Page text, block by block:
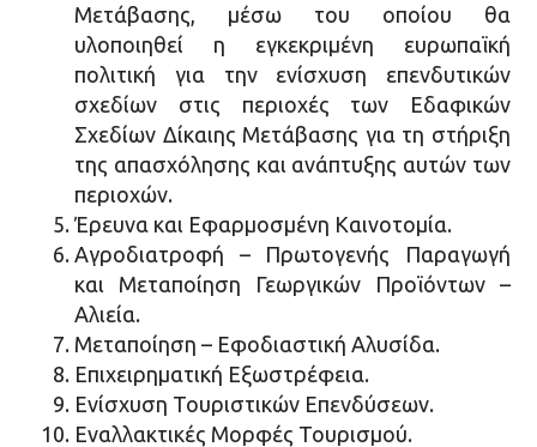
Μετάβασης, μέσω του οποίου θα
υλοποιηθεί η εγκεκριμένη ευρωπαϊκή
πολιτική για την ενίσχυση επενδυτικών
σχεδίων στις περιοχές των Εδαφικών
Σχεδίων Δίκαιης Μετάβασης για τη στήριξη
της απασχόλησης και ανάπτυξης αυτών των
περιοχών.
Έρευνα και Εφαρμοσμένη Καινοτομία.
Αγροδιατροφή – Πρωτογενής Παραγωγή
και Μεταποίηση Γεωργικών Προϊόντων –
Αλιεία.
Μεταποίηση – Εφοδιαστική Αλυσίδα.
Επιχειρηματική Εξωστρέφεια.
Ενίσχυση Τουριστικών Επενδύσεων.
Εναλλακτικές Μορφές Τουρισμού.